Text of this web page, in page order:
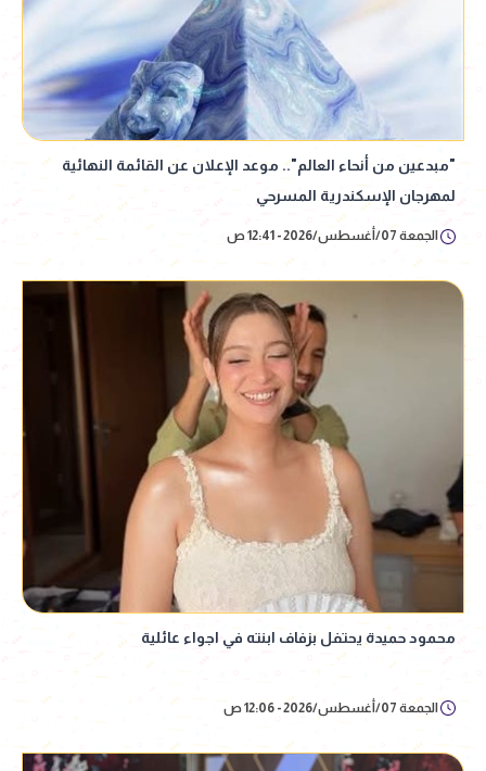
"مبدعين من أنحاء العالم".. موعد الإعلان عن القائمة النهائية
لمهرجان الإسكندرية المسرحي
الجمعة 07/أغسطس/2026 - 12:41 ص
محمود حميدة يحتفل بزفاف ابنته في اجواء عائلية
الجمعة 07/أغسطس/2026 - 12:06 ص